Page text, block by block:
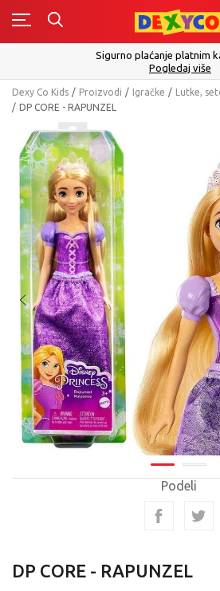
Sigurno plaćanje platnim
Pogledaj više
Dexy Co Kids Proizvodi Igračke Lutke,
DP CORE - RAPUNZEL
Podeli
DP CORE - RAPUNZEL